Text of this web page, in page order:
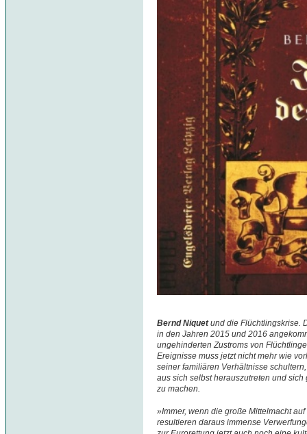
Bernd Niquetund die Flüchtlingskrise.
in den Jahren 2015 und 2016
ungehinderten Zustroms von
Ereignisse muss jetzt nicht mehr wie
seiner familiären Verhältnisse
aus sich selbst herauszutreten und
zu machen.
»Immer, wenn die große Mittelmacht
resultieren daraus immense